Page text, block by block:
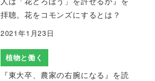
拝聴。花をコモンズにするとは？
2021年1月23日
植物と働く
『東大卒、農家の右腕になる』を読